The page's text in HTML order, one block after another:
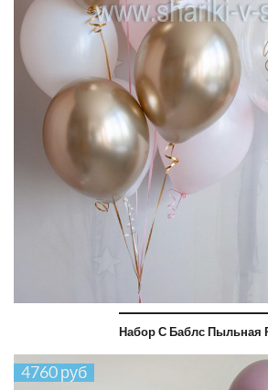
Набор С Баблс Пыльная
4760 руб